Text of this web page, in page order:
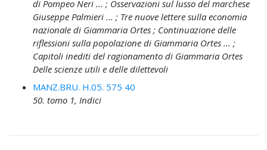
di Pompeo Neri ... ; Osservazioni sul lusso del marchese
Giuseppe Palmieri ... ; Tre nuove lettere sulla economia
nazionale di Giammaria Ortes ; Continuazione delle
riflessioni sulla popolazione di Giammaria Ortes ... ;
Capitoli inediti del ragionamento di Giammaria Ortes
Delle scienze utili e delle dilettevoli
MANZ.BRU. H.05. 575 40
50. tomo 1, Indici